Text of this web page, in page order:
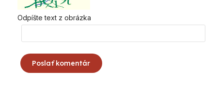
Odpíšte text z obrázka
Poslať komentár